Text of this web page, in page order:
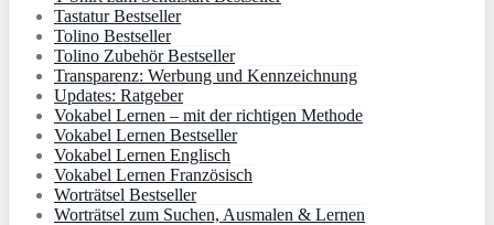
Tastatur Bestseller
Tolino Bestseller
Tolino Zubehör Bestseller
Transparenz: Werbung und Kennzeichnung
Updates: Ratgeber
Vokabel Lernen – mit der richtigen Methode
Vokabel Lernen Bestseller
Vokabel Lernen Englisch
Vokabel Lernen Französisch
Worträtsel Bestseller
Worträtsel zum Suchen, Ausmalen & Lernen